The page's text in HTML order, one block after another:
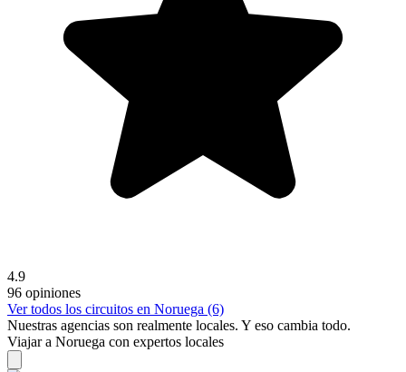
4.9
96 opiniones
Ver todos los circuitos en Noruega (6)
Nuestras agencias son realmente locales. Y eso cambia todo.
Viajar a Noruega con expertos locales